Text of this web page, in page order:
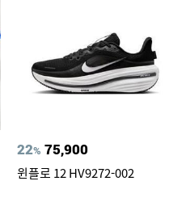
22% 75,900
윈플로 12 HV9272-002